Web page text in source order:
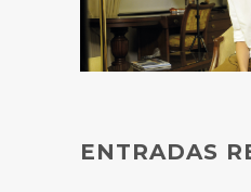
ENTRADAS